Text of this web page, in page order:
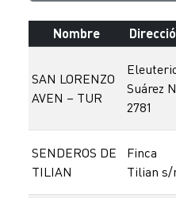
Nombre
SAN LORENZO
AVEN – TUR
Suárez
2781
SENDEROS DE
TILIAN
Finca
Tilian s/